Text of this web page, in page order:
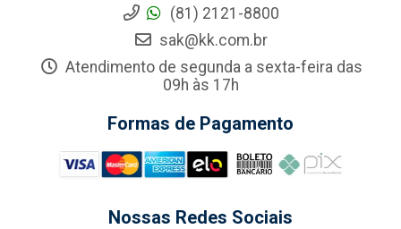
(81) 2121-8800
sak@kk.com.br
Atendimento de segunda a sexta-feira das
09h às 17h
Formas de Pagamento
Nossas Redes Sociais